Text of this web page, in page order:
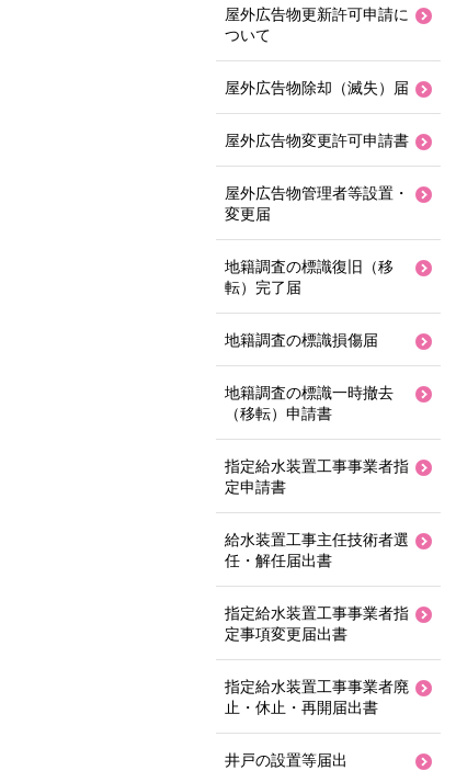
屋外広告物更新許可申請に
ついて
屋外広告物除却（滅失）届
屋外広告物変更許可申請書
屋外広告物管理者等設置・
変更届
地籍調査の標識復旧（移
転）完了届
地籍調査の標識損傷届
地籍調査の標識一時撤去
（移転）申請書
指定給水装置工事事業者指
定申請書
給水装置工事主任技術者選
任・解任届出書
指定給水装置工事事業者指
定事項変更届出書
指定給水装置工事事業者廃
止・休止・再開届出書
井戸の設置等届出